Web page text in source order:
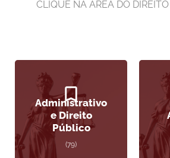
CLIQUE NA ÁREA DO
Administrativo
e Direito
Público
(79)